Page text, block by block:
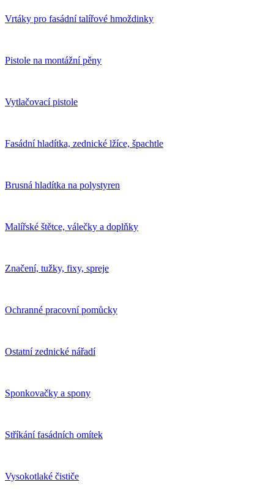
Vrtáky pro fasádní talířové hmoždinky
Pistole na montážní pěny
Vytlačovací pistole
Fasádní hladítka, zednické lžíce, špachtle
Brusná hladítka na polystyren
Malířské štětce, válečky a doplňky
Značení, tužky, fixy, spreje
Ochranné pracovní pomůcky
Ostatní zednické nářadí
Sponkovačky a spony
Stříkání fasádních omítek
Vysokotlaké čističe